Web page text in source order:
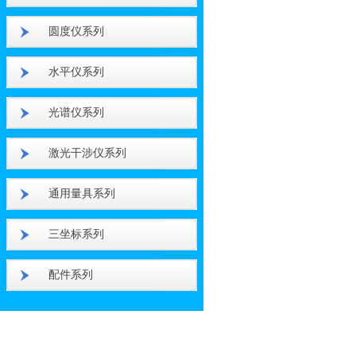
圆度仪系列
水平仪系列
光谱仪系列
激光干涉仪系列
通用量具系列
三坐标系列
配件系列